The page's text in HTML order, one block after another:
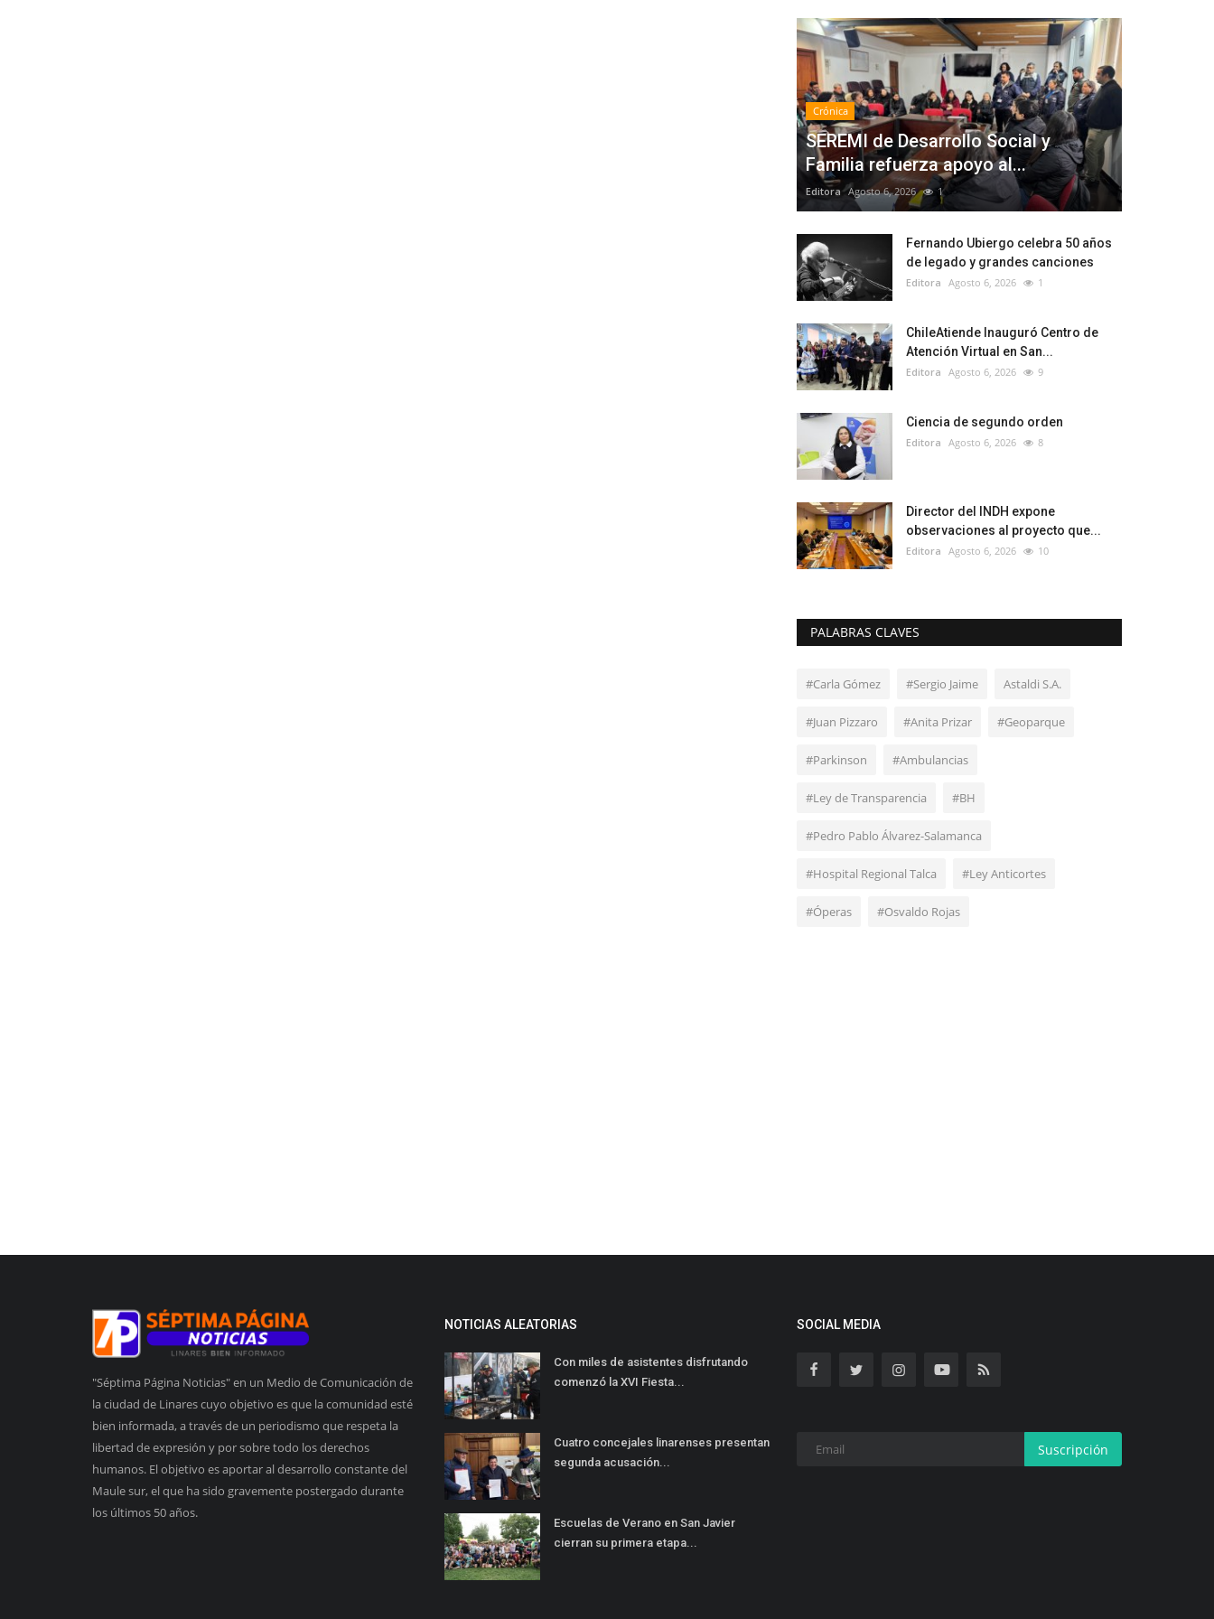
Crónica
SEREMI de Desarrollo Social y
Familia refuerza apoyo al...
Editora Agosto 6, 2026 1
Fernando Ubiergo celebra 50 años
de legado y grandes canciones
Editora Agosto 6, 2026 1
ChileAtiende Inauguró Centro de
Atención Virtual en San...
Editora Agosto 6, 2026 9
Ciencia de segundo orden
Editora Agosto 6, 2026 8
Director del INDH expone
observaciones al proyecto que...
Editora Agosto 6, 2026 10
PALABRAS CLAVES
#Carla Gómez #Sergio Jaime Astaldi S.A.
#Juan Pizzaro #Anita Prizar #Geoparque
#Parkinson #Ambulancias
#Ley de Transparencia #BH
#Pedro Pablo Álvarez-Salamanca
#Hospital Regional Talca #Ley Anticortes
#Óperas #Osvaldo Rojas
"Séptima Página Noticias" en un Medio de Comunicación de
la ciudad de Linares cuyo objetivo es que la comunidad esté
bien informada, a través de un periodismo que respeta la
libertad de expresión y por sobre todo los derechos
humanos. El objetivo es aportar al desarrollo constante del
Maule sur, el que ha sido gravemente postergado durante
los últimos 50 años.
NOTICIAS ALEATORIAS
Con miles de asistentes disfrutando
comenzó la XVI Fiesta...
Cuatro concejales linarenses presentan
segunda acusación...
Escuelas de Verano en San Javier
cierran su primera etapa...
SOCIAL MEDIA
Suscripción